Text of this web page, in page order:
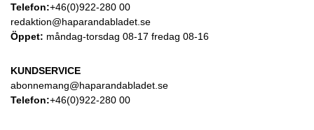
Telefon:+46(0)922-280 00
redaktion@haparandabladet.se
Öppet: måndag-torsdag 08-17 fredag 08-16
KUNDSERVICE
abonnemang@haparandabladet.se
Telefon:+46(0)922-280 00